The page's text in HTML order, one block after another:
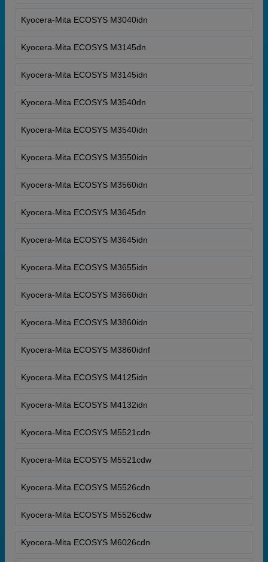
Kyocera-Mita ECOSYS M3040idn
Kyocera-Mita ECOSYS M3145dn
Kyocera-Mita ECOSYS M3145idn
Kyocera-Mita ECOSYS M3540dn
Kyocera-Mita ECOSYS M3540idn
Kyocera-Mita ECOSYS M3550idn
Kyocera-Mita ECOSYS M3560idn
Kyocera-Mita ECOSYS M3645dn
Kyocera-Mita ECOSYS M3645idn
Kyocera-Mita ECOSYS M3655idn
Kyocera-Mita ECOSYS M3660idn
Kyocera-Mita ECOSYS M3860idn
Kyocera-Mita ECOSYS M3860idnf
Kyocera-Mita ECOSYS M4125idn
Kyocera-Mita ECOSYS M4132idn
Kyocera-Mita ECOSYS M5521cdn
Kyocera-Mita ECOSYS M5521cdw
Kyocera-Mita ECOSYS M5526cdn
Kyocera-Mita ECOSYS M5526cdw
Kyocera-Mita ECOSYS M6026cdn